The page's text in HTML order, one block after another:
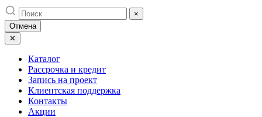
Skip
to
content
×
Отмена
✕
Каталог
Рассрочка и кредит
Запись на проект
Клиентская поддержка
Контакты
Акции